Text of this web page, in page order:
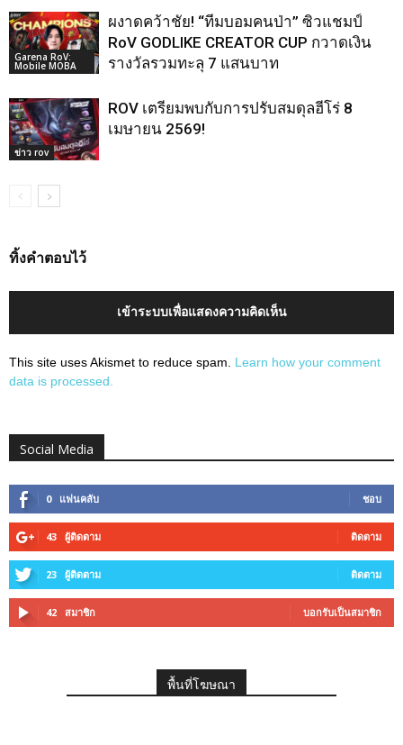
Garena RoV:
Mobile MOBA
ผงาดคว้าชัย! “ทีมบอมคนป่า” ซิวแชมป์
RoV GODLIKE CREATOR CUP กวาดเงิน
รางวัลรวมทะลุ 7 แสนบาท
ข่าว rov
ROV เตรียมพบกับการปรับสมดุลฮีโร่ 8
เมษายน 2569!
ทิ้งคำตอบไว้
เข้าระบบเพื่อแสดงความคิดเห็น
This site uses Akismet to reduce spam. Learn how your comment
data is processed.
Social Media
0 แฟนคลับ ชอบ
43 ผู้ติดตาม ติดตาม
23 ผู้ติดตาม ติดตาม
42 สมาชิก บอกรับเป็นสมาชิก
พื้นที่โฆษณา